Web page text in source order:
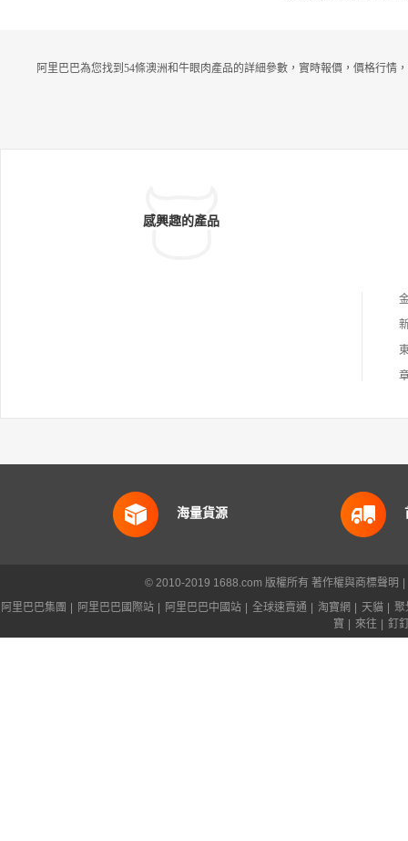
阿里巴巴為您找到54條澳洲和牛眼肉產品的詳細參數，實時報價，價格行情
感興趣的產品
海量貨源
© 2010-2019 1688.com 版權所有 著作權與商標聲明
阿里巴巴集團
阿里巴巴國際站 阿里巴巴中國站 全球速賣通 淘寶網 天貓
聚
寶
來往 釘